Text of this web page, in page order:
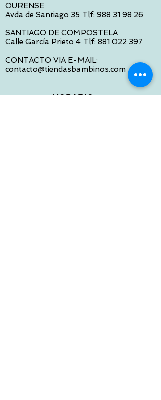
OURENSE
Avda de Santiago 35 Tlf: 988 31 98 26
SANTIAGO DE COMPOSTELA
Calle García Prieto 4 Tlf: 881 022 397
CONTACTO VIA E-MAIL:
contacto@tiendasbambinos.com
HORARIO